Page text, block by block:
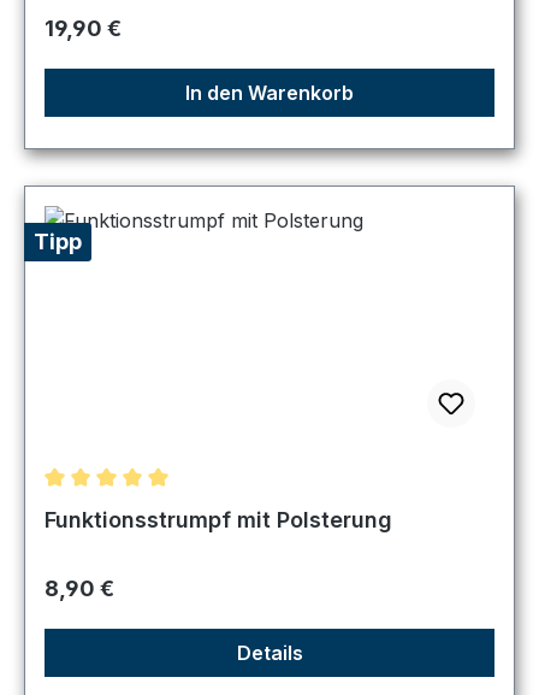
Regulärer Preis:
19,90 €
In den Warenkorb
Tipp
Durchschnittliche Bewertung von 5 von 5 Sternen
Funktionsstrumpf mit Polsterung
Regulärer Preis:
8,90 €
Details